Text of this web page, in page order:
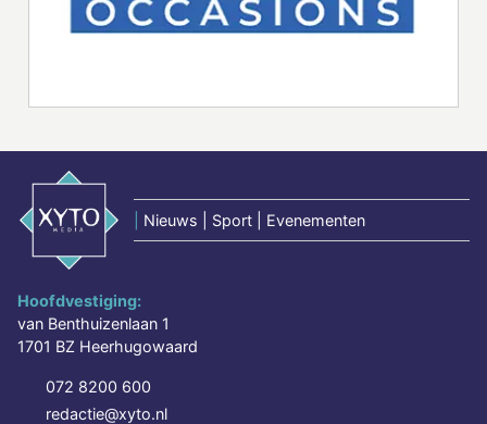
Nieuws | Sport | Evenementen
Hoofdvestiging:
van Benthuizenlaan 1
1701 BZ Heerhugowaard
072 8200 600
redactie@xyto.nl